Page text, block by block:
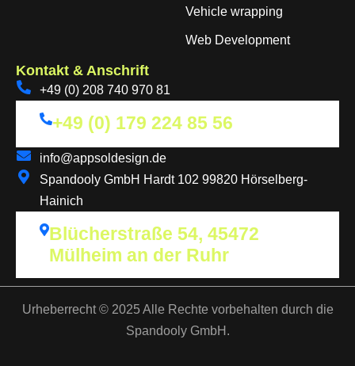
Vehicle wrapping
Web Development
Kontakt & Anschrift
+49 (0) 208 740 970 81
+49 (0) 179 224 85 56
info@appsoldesign.de
Spandooly GmbH Hardt 102 99820 Hörselberg-
Hainich
Blücherstraße 54, 45472
Mülheim an der Ruhr
Urheberrecht © 2025 Alle Rechte vorbehalten durch die
Spandooly GmbH.